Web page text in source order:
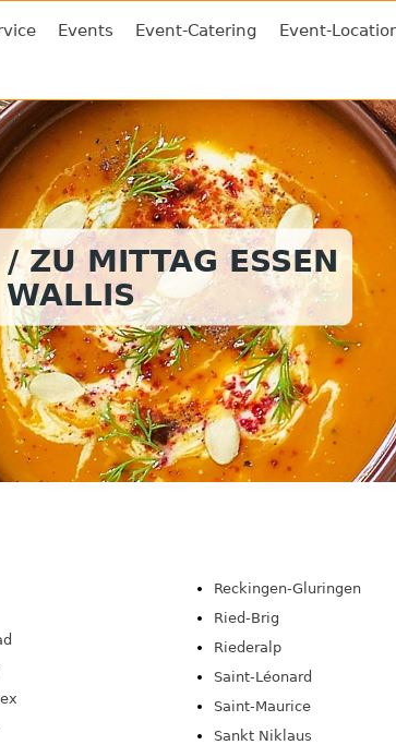
Events Event-Catering Event-
ZU MITTAG ESSEN
Reckingen-Gluringen
Ried-Brig
Riederalp
Saint-Léonard
Saint-Maurice
Sankt Niklaus